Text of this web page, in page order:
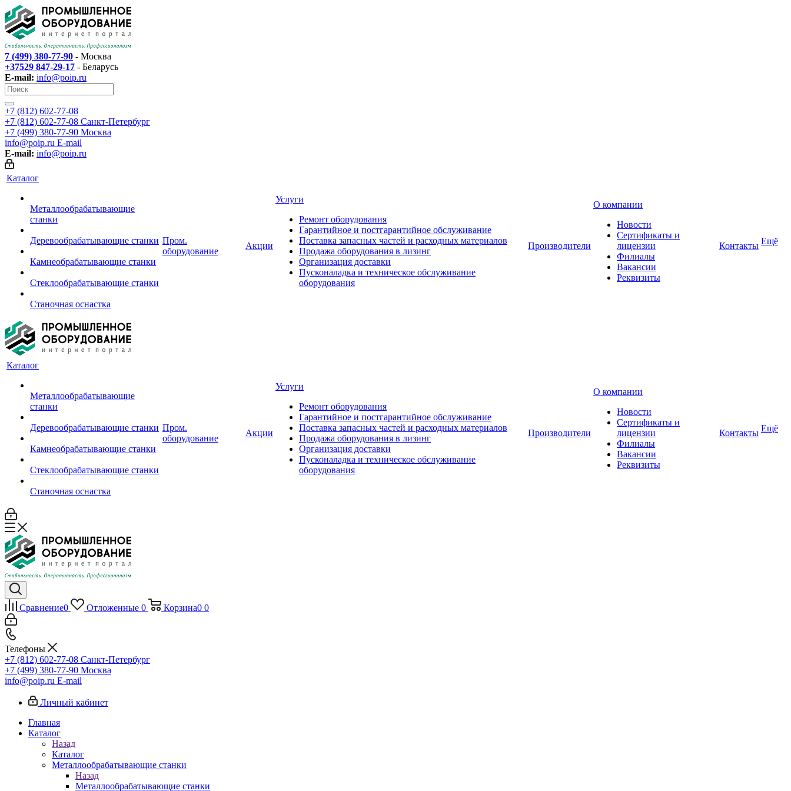
7 (499) 380-77-90 - Москва
+37529 847-29-17 - Беларусь
E-mail: info@poip.ru
+7 (812) 602-77-08
+7 (812) 602-77-08 Санкт-Петербург
+7 (499) 380-77-90 Москва
info@poip.ru E-mail
E-mail: info@poip.ru
Каталог
Металлообрабатывающие
станки
Деревообрабатывающие станки
Камнеобрабатывающие станки
Стеклообрабатывающие станки
Станочная оснастка
Пром.
оборудование
Акции
Услуги
Ремонт оборудования
Гарантийное и постгарантийное обслуживание
Поставка запасных частей и расходных материалов
Продажа оборудования в лизинг
Организация доставки
Пусконаладка и техническое обслуживание
оборудования
Производители
О компании
Новости
Сертификаты и
лицензии
Филиалы
Вакансии
Реквизиты
Контакты Ещё
Каталог
Металлообрабатывающие
станки
Деревообрабатывающие станки
Камнеобрабатывающие станки
Стеклообрабатывающие станки
Станочная оснастка
Пром.
оборудование
Акции
Услуги
Ремонт оборудования
Гарантийное и постгарантийное обслуживание
Поставка запасных частей и расходных материалов
Продажа оборудования в лизинг
Организация доставки
Пусконаладка и техническое обслуживание
оборудования
Производители
О компании
Новости
Сертификаты и
лицензии
Филиалы
Вакансии
Реквизиты
Контакты Ещё
Сравнение0 Отложенные 0 Корзина0 0
Телефоны
+7 (812) 602-77-08 Санкт-Петербург
+7 (499) 380-77-90 Москва
info@poip.ru E-mail
Личный кабинет
Главная
Каталог
Назад
Каталог
Металлообрабатывающие станки
Назад
Металлообрабатывающие станки